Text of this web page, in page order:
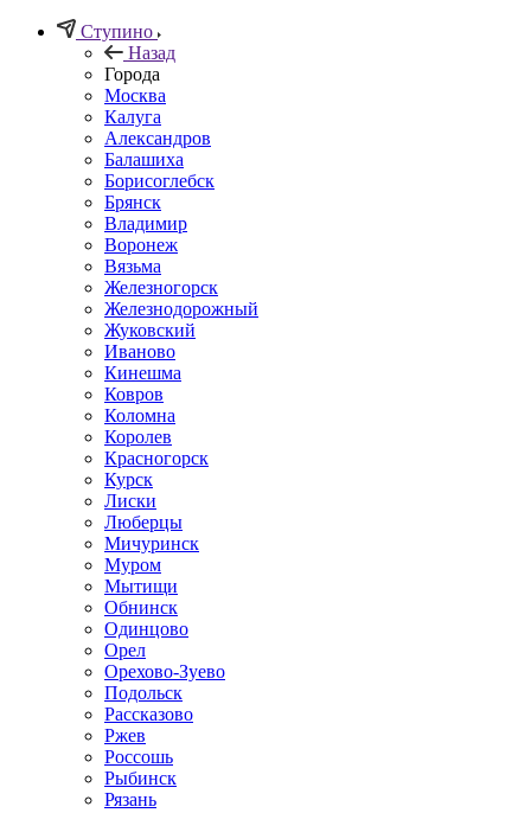
Ступино
Назад
Города
Москва
Калуга
Александров
Балашиха
Борисоглебск
Брянск
Владимир
Воронеж
Вязьма
Железногорск
Железнодорожный
Жуковский
Иваново
Кинешма
Ковров
Коломна
Королев
Красногорск
Курск
Лиски
Люберцы
Мичуринск
Муром
Мытищи
Обнинск
Одинцово
Орел
Орехово-Зуево
Подольск
Рассказово
Ржев
Россошь
Рыбинск
Рязань